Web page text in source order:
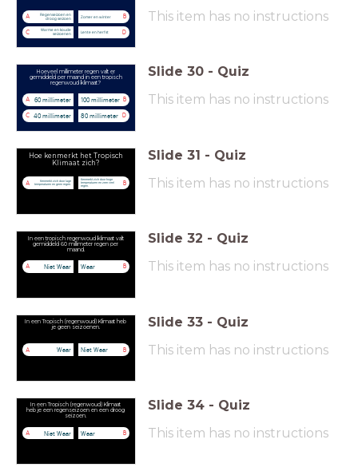
A
Regenseizoen en
droog seizoen
B
Zomer en winter
C
Warme en koude
seizoenen
D
Lente en herfst
This item has no instructions
Hoeveel millimeter regen valt er
gemiddeld per maand in een tropisch
regenwoud klimaat?
A 60 millimeter B
100 millimeter
C 40 millimeter D
80 millimeter
Slide 30 - Quiz
This item has no instructions
Hoe kenmerkt het Tropisch
Klimaat zich?
A
Kenmerkt zich door lage
temperaturen en geen regen.
B
Kenmerkt zich door hoge
temperaturen en zeer veel
regen.
Slide 31 - Quiz
This item has no instructions
In een tropisch regenwoud klimaat valt
gemiddeld 60 millimeter regen per
maand.
A Niet Waar B
Waar
Slide 32 - Quiz
This item has no instructions
In een Tropisch (regenwoud) Klimaat heb
je geen seizoenen.
A Waar B
Niet Waar
Slide 33 - Quiz
This item has no instructions
In een Tropisch (regenwoud) Klimaat
heb je een regenseizoen en een droog
seizoen.
A Niet Waar B
Waar
Slide 34 - Quiz
This item has no instructions